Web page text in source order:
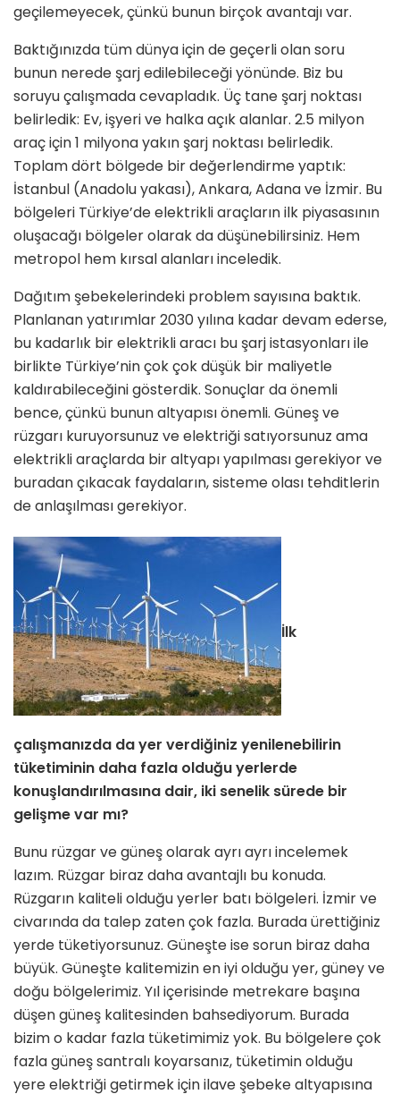
geçilemeyecek, çünkü bunun birçok avantajı var.
Baktığınızda tüm dünya için de geçerli olan soru
bunun nerede şarj edilebile­ceği yönünde. Biz bu
soruyu çalışmada cevapladık. Üç tane şarj noktası
belirle­dik: Ev, işyeri ve halka açık alanlar. 2.5 milyon
araç için 1 milyona yakın şarj noktası belirledik.
Toplam dört bölge­de bir değerlendirme yaptık:
İstanbul (Anadolu yakası), Ankara, Adana ve İz­mir. Bu
bölgeleri Türkiye’de elektrikli araçların ilk piyasasının
oluşacağı böl­geler olarak da düşünebilirsiniz. Hem
metropol hem kırsal alanları inceledik.
Dağıtım şebekelerindeki problem sayı­sına baktık.
Planlanan yatırımlar 2030 yılına kadar devam ederse,
bu kadarlık bir elektrikli aracı bu şarj istasyonları ile
birlikte Türkiye’nin çok çok düşük bir maliyetle
kaldırabileceğini göster­dik. Sonuçlar da önemli
bence, çün­kü bunun altyapısı önemli. Güneş ve
rüzgarı kuruyorsunuz ve elektriği sa­tıyorsunuz ama
elektrikli araçlarda bir altyapı yapılması gerekiyor ve
buradan çıkacak faydaların, sisteme olası tehdit­lerin
de anlaşılması gerekiyor.
İlk
çalışmanızda da yer verdiğiniz ye­nilenebilirin
tüketiminin daha fazla olduğu yerlerde
konuşlandırılmasına dair, iki senelik sürede bir
gelişme var mı?
Bunu rüzgar ve güneş olarak ayrı ayrı incelemek
lazım. Rüzgar biraz daha avantajlı bu konuda.
Rüzgarın kaliteli olduğu yerler batı bölgeleri. İzmir ve
civarında da talep zaten çok fazla. Bu­rada ürettiğiniz
yerde tüketiyorsunuz. Güneşte ise sorun biraz daha
büyük. Güneşte kalitemizin en iyi olduğu yer, güney ve
doğu bölgelerimiz. Yıl içeri­sinde metrekare başına
düşen güneş kalitesinden bahsediyorum. Burada
bizim o kadar fazla tüketimimiz yok. Bu bölgelere çok
fazla güneş santra­lı koyarsanız, tüketimin olduğu
yere elektriği getirmek için ilave şebeke alt­yapısına